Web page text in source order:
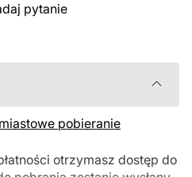
pytanie
pobieranie
otrzymasz dostęp do